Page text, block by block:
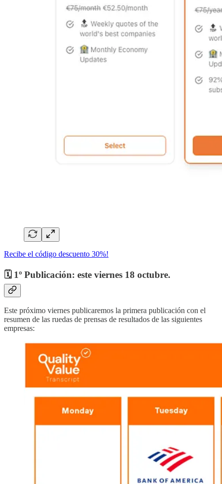
Recibe el código descuento 30%!
🗓️ 1º Publicación: este viernes 18 octubre.
Este próximo viernes publicaremos la primera publicación con el
resumen de las ruedas de prensas de resultados de las siguientes
empresas: